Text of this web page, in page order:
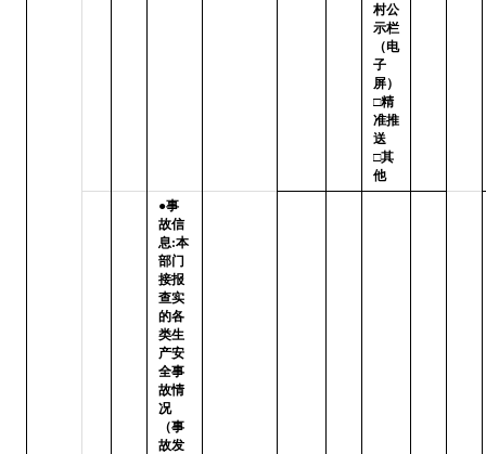
村公
示栏
（电
子
屏）
□精
准推
送
□其
他
●事
故信
息:本
部门
接报
查实
的各
类生
产安
全事
故情
况
（事
故发